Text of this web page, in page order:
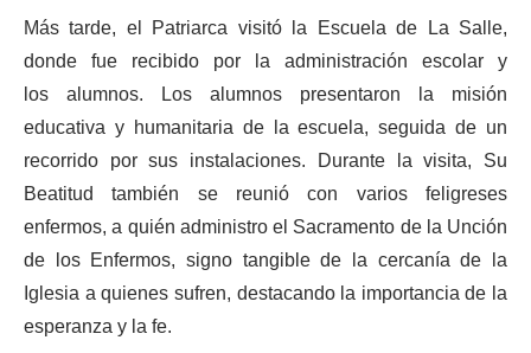
Más tarde, el Patriarca visitó la Escuela de La Salle,
donde fue recibido por la administración escolar y
los alumnos. Los alumnos presentaron la misión
educativa y humanitaria de la escuela, seguida de un
recorrido por sus instalaciones. Durante la visita, Su
Beatitud también se reunió con varios feligreses
enfermos, a quién administro el Sacramento de la Unción
de los Enfermos, signo tangible de la cercanía de la
Iglesia a quienes sufren, destacando la importancia de la
esperanza y la fe.